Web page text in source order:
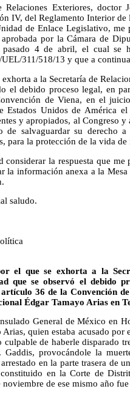
Relaciones Exteriores, doctor
IV, del Reglamento Interior de
de Enlace Legislativo, me
por la Cámara de
4 de abril, el cual se
311/518/13 y que a
a la Secretaría de
el debido proceso legal, en
de Viena, en el
Estados Unidos de América
y apropiados, al Congreso y
de salvaguardar su derecho
para la protección de la vida
considerar la respuesta que
la información anexa a la
saludo.
el que se exhorta a la
que se observó el debido
36 de la Convención
Édgar Tamayo Arias en
General de México en
Arias, quien estaba acusado
de haberle disparado
Gaddis, provocándole la
en la parte trasera de
en la Corte de
de ese mismo año